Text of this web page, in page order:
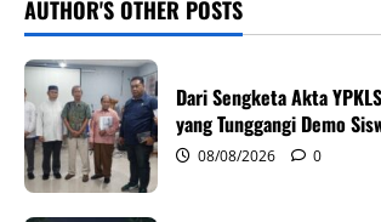
v
i
g
a
AUTHOR'S OTHER POSTS
Dari Sengketa Akta
yang Tunggangi Demo
08/08/2026 0